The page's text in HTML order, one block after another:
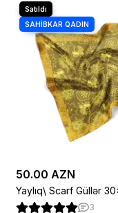
50.00 AZN
Yaylıq\ Scarf Güllər
3